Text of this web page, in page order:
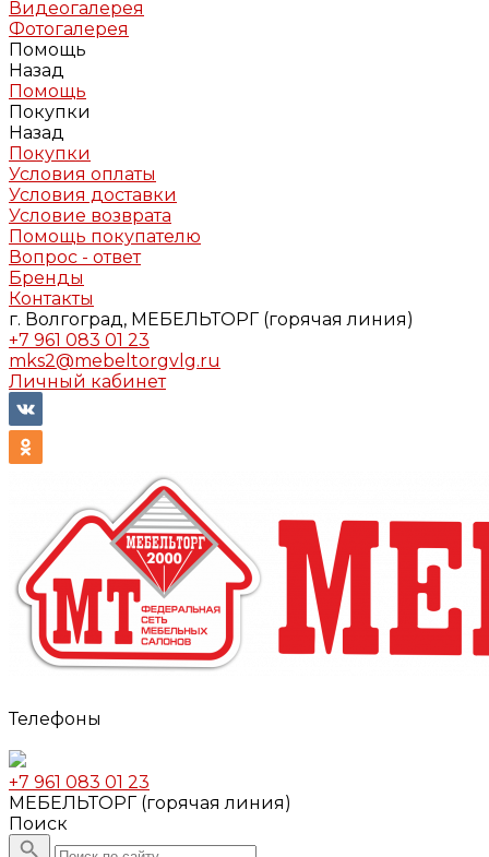
Видеогалерея
Фотогалерея
Помощь
Назад
Помощь
Покупки
Назад
Покупки
Условия оплаты
Условия доставки
Условие возврата
Помощь покупателю
Вопрос - ответ
Бренды
Контакты
г. Волгоград, МЕБЕЛЬТОРГ (горячая линия)
+7 961 083 01 23
mks2@mebeltorgvlg.ru
Личный кабинет
Телефоны
+7 961 083 01 23
МЕБЕЛЬТОРГ (горячая линия)
Поиск